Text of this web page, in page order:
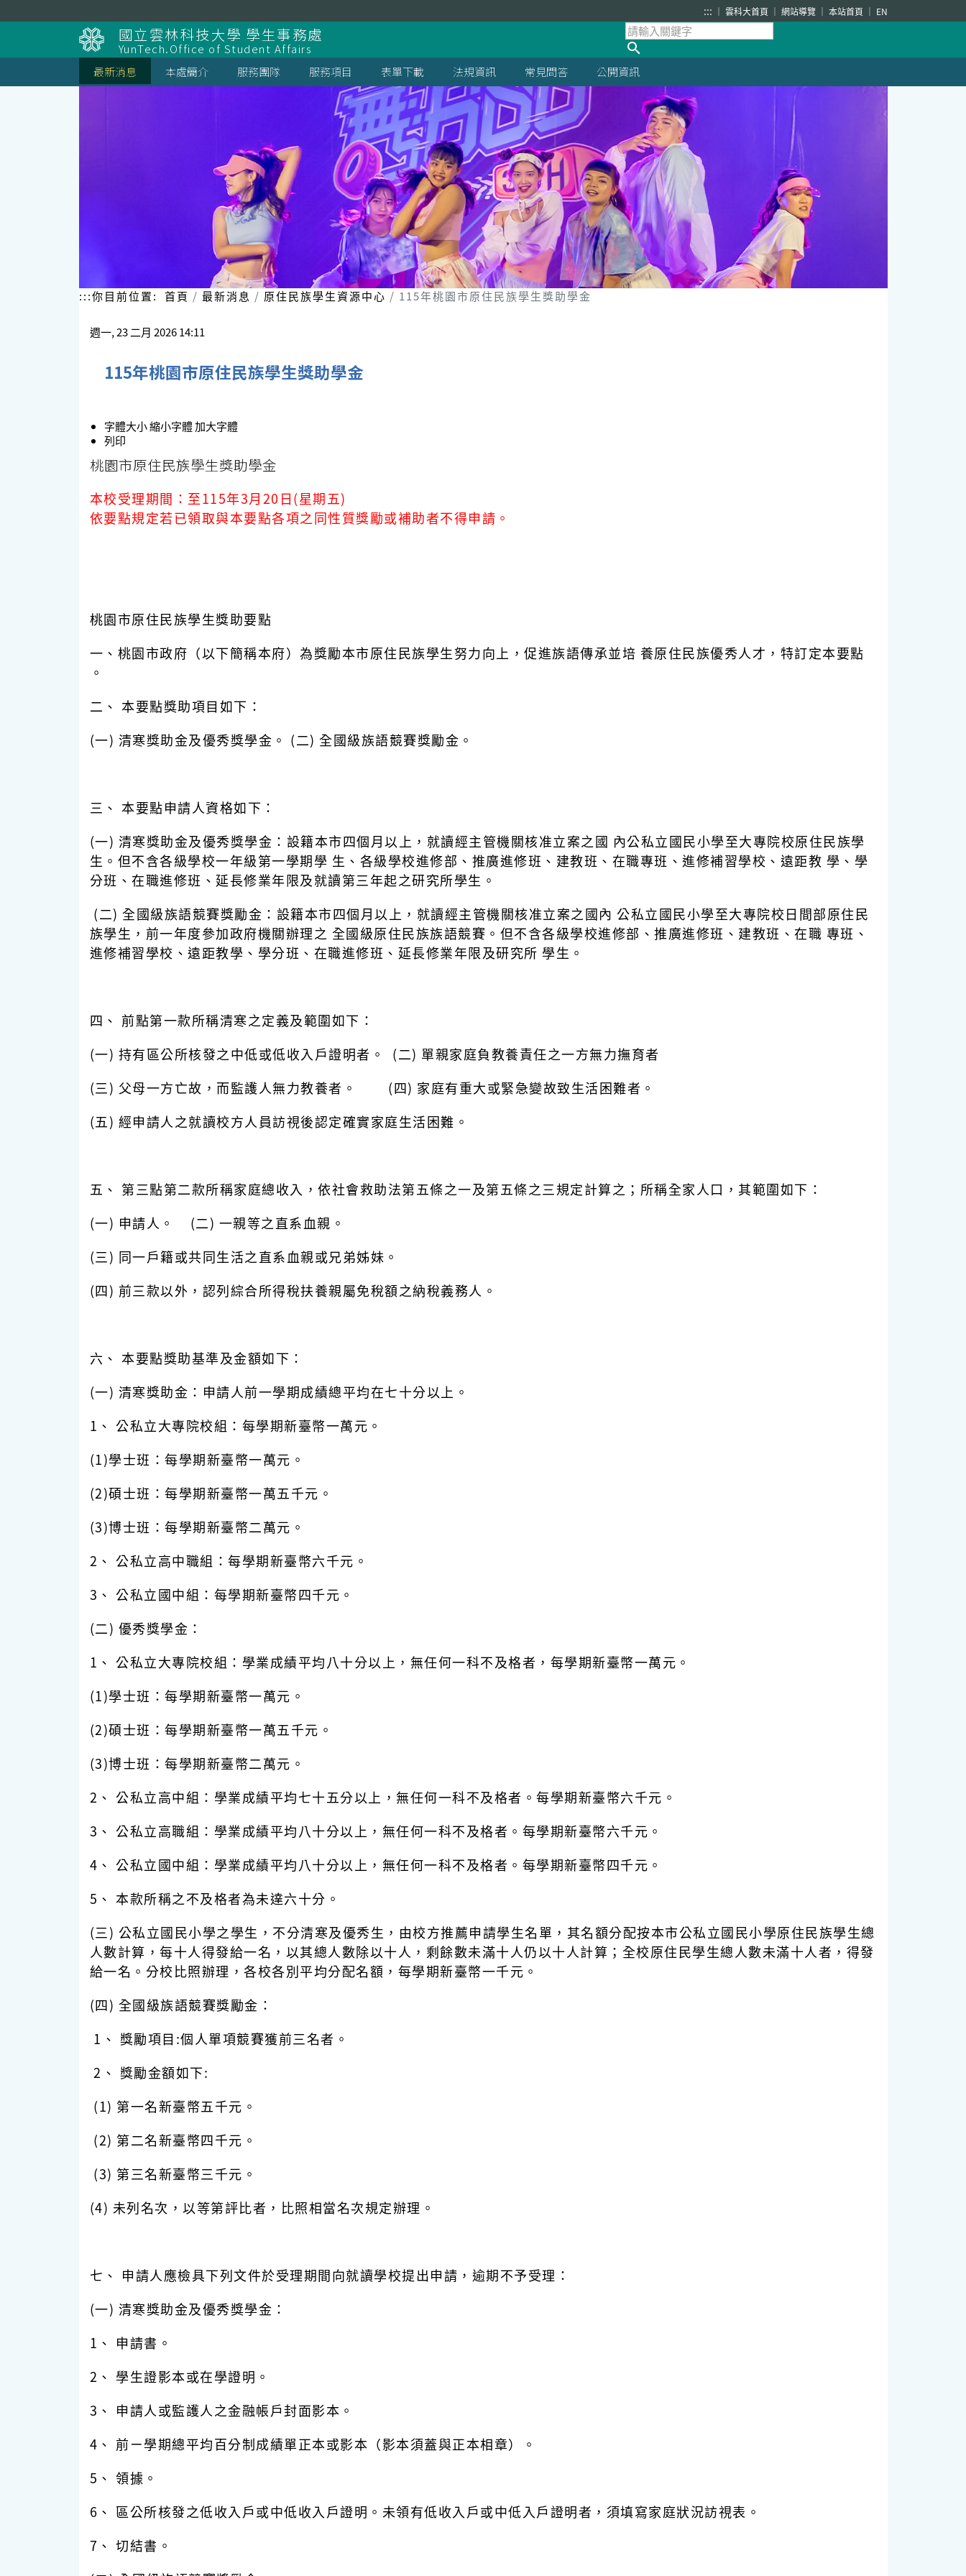
到
主
要
內
容
::: 雲科大首頁 網站導覽 本站首頁 EN
國立雲林科技大學 學生事務處
YunTech.Office of Student Affairs
最新消息
本處簡介 服務團隊 服務項目 表單下載 法規資訊 常見問答 公開資訊
:::你目前位置: 首頁 最新消息 原住民族學生資源中心 115年桃園市原住民族學生獎助學金
週一, 23 二月 2026 14:11
115年桃園市原住民族學生獎助學金
字體大小縮小字體加大字體
列印
桃園市原住民族學生獎助學金
本校受理期間： 至115年3月20日(星期五)
依要點規定若已領取與本要點各項之同性質獎勵或補助者不得申請。
桃園市原住民族學生獎助要點
一、桃園市政府（以下簡稱本府）為獎勵本市原住民族學生努力向上，促進族語傳承並培 養原住民族優秀人才，特訂定本要點
。
二、 本要點獎助項目如下：
(一) 清寒獎助金及優秀獎學金。 (二) 全國級族語競賽獎勵金。
三、 本要點申請人資格如下：
(一) 清寒獎助金及優秀獎學金：設籍本市四個月以上，就讀經主管機關核准立案之國 內公私立國民小學至大專院校原住民族學
生。但不含各級學校一年級第一學期學 生、各級學校進修部、推廣進修班、建教班、在職專班、進修補習學校、遠距教 學、學
分班、在職進修班、延長修業年限及就讀第三年起之研究所學生。
(二) 全國級族語競賽獎勵金：設籍本市四個月以上，就讀經主管機關核准立案之國內 公私立國民小學至大專院校日間部原住民
族學生，前一年度參加政府機關辦理之 全國級原住民族族語競賽。但不含各級學校進修部、推廣進修班、建教班、在職 專班、
進修補習學校、遠距教學、學分班、在職進修班、延長修業年限及研究所 學生。
四、 前點第一款所稱清寒之定義及範圍如下：
(一) 持有區公所核發之中低或低收入戶證明者。 (二) 單親家庭負教養責任之一方無力撫育者
(三) 父母一方亡故，而監護人無力教養者。 (四) 家庭有重大或緊急變故致生活困難者。
(五) 經申請人之就讀校方人員訪視後認定確實家庭生活困難。
五、 第三點第二款所稱家庭總收入，依社會救助法第五條之一及第五條之三規定計算之；所稱全家人口，其範圍如下：
(一) 申請人。 (二) 一親等之直系血親。
(三) 同一戶籍或共同生活之直系血親或兄弟姊妹。
(四) 前三款以外，認列綜合所得稅扶養親屬免稅額之納稅義務人。
六、 本要點獎助基準及金額如下：
(一) 清寒獎助金：申請人前一學期成績總平均在七十分以上。
1、 公私立大專院校組：每學期新臺幣一萬元。
(1)學士班：每學期新臺幣一萬元。
(2)碩士班：每學期新臺幣一萬五千元。
(3)博士班：每學期新臺幣二萬元。
2、 公私立高中職組：每學期新臺幣六千元。
3、 公私立國中組：每學期新臺幣四千元。
(二) 優秀獎學金：
1、 公私立大專院校組：學業成績平均八十分以上，無任何一科不及格者，每學期新臺幣一萬元。
(1)學士班：每學期新臺幣一萬元。
(2)碩士班：每學期新臺幣一萬五千元。
(3)博士班：每學期新臺幣二萬元。
2、 公私立高中組：學業成績平均七十五分以上，無任何一科不及格者。每學期新臺幣六千元。
3、 公私立高職組：學業成績平均八十分以上，無任何一科不及格者。每學期新臺幣六千元。
4、 公私立國中組：學業成績平均八十分以上，無任何一科不及格者。每學期新臺幣四千元。
5、 本款所稱之不及格者為未達六十分。
(三) 公私立國民小學之學生，不分清寒及優秀生，由校方推薦申請學生名單，其名額分配按本市公私立國民小學原住民族學生總
人數計算，每十人得發給一名，以其總人數除以十人，剩餘數未滿十人仍以十人計算；全校原住民學生總人數未滿十人者，得發
給一名。分校比照辦理，各校各別平均分配名額，每學期新臺幣一千元。
(四) 全國級族語競賽獎勵金：
1、 獎勵項目:個人單項競賽獲前三名者。
2、 獎勵金額如下:
(1) 第一名新臺幣五千元。
(2) 第二名新臺幣四千元。
(3) 第三名新臺幣三千元。
(4) 未列名次，以等第評比者，比照相當名次規定辦理。
七、 申請人應檢具下列文件於受理期間向就讀學校提出申請，逾期不予受理：
(一) 清寒獎助金及優秀獎學金：
1、 申請書。
2、 學生證影本或在學證明。
3、 申請人或監護人之金融帳戶封面影本。
4、 前ㄧ學期總平均百分制成績單正本或影本（影本須蓋與正本相章）。
5、 領據。
6、 區公所核發之低收入戶或中低收入戶證明。未領有低收入戶或中低入戶證明者，須填寫家庭狀況訪視表。
7、 切結書。